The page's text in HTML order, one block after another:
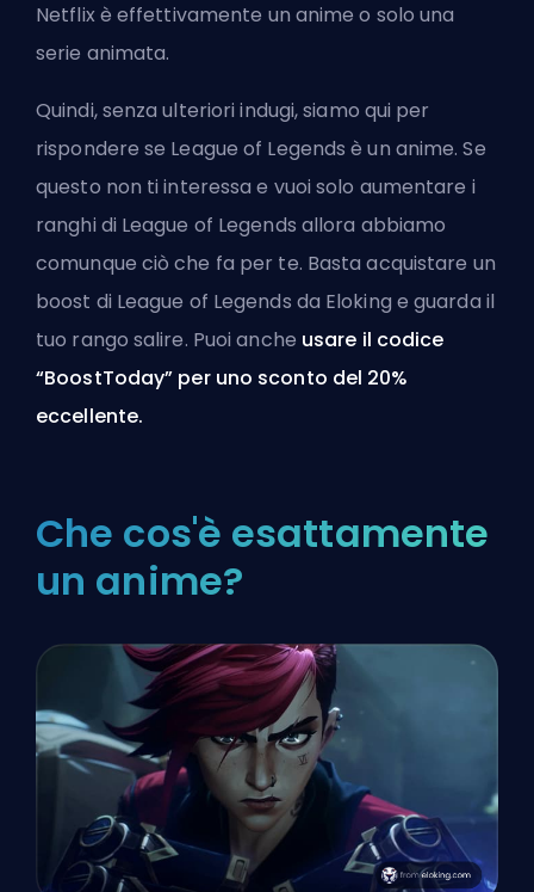
Netflix è effettivamente un anime o solo una
serie animata.
Quindi, senza ulteriori indugi, siamo qui per
rispondere se League of Legends è un anime. Se
questo non ti interessa e vuoi solo aumentare i
ranghi di League of Legends allora abbiamo
comunque ciò che fa per te. Bastaacquistare un
boost di League of Legends da Eloking e guarda il
tuo rango salire. Puoi anche usare il codice
“BoostToday” per uno sconto del 20%
eccellente.
Che cos'è esattamente
un anime?